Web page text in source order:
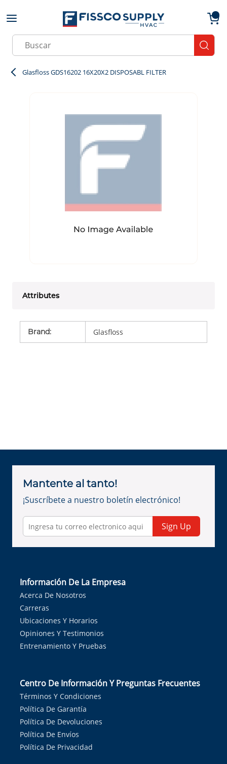
Skip to main content
Site Search
Glasfloss GDS16202 16X20X2 DISPOSABL FILTER
Attributes
Brand: Glasfloss
Mantente al tanto!
¡Suscríbete a nuestro boletín electrónico!
Sign Up
Información De La Empresa
Acerca De Nosotros
Carreras
Ubicaciones Y Horarios
Opiniones Y Testimonios
Entrenamiento Y Pruebas
Centro De Información Y Preguntas Frecuentes
Términos Y Condiciones
Política De Garantía
Política De Devoluciones
Política De Envíos
Política De Privacidad